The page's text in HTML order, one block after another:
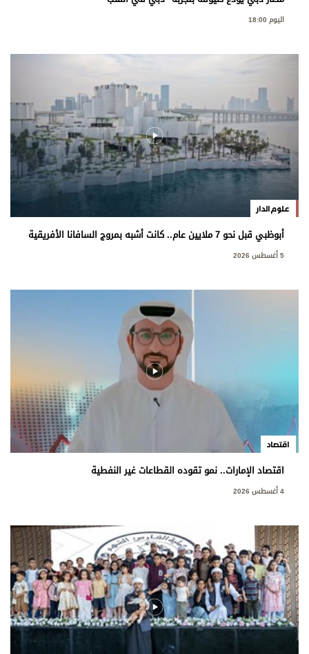
اليوم 18:00
علوم الدار
أبوظبي قبل نحو 7 ملايين عام.. كانت أشبه بمروج السافانا الأفريقية
5 أغسطس 2026
اقتصاد
اقتصاد الإمارات.. نمو تقوده القطاعات غير النفطية
4 أغسطس 2026